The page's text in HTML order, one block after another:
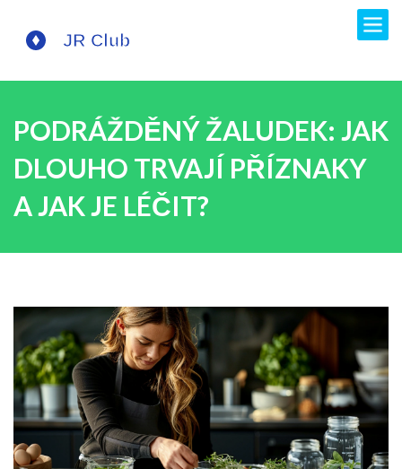
PODRÁŽDĚNÝ ŽALUDEK: JAK
DLOUHO TRVAJÍ PŘÍZNAKY
A JAK JE LÉČIT?